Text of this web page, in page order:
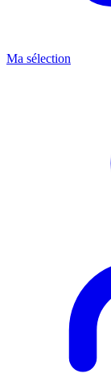
Ma sélection